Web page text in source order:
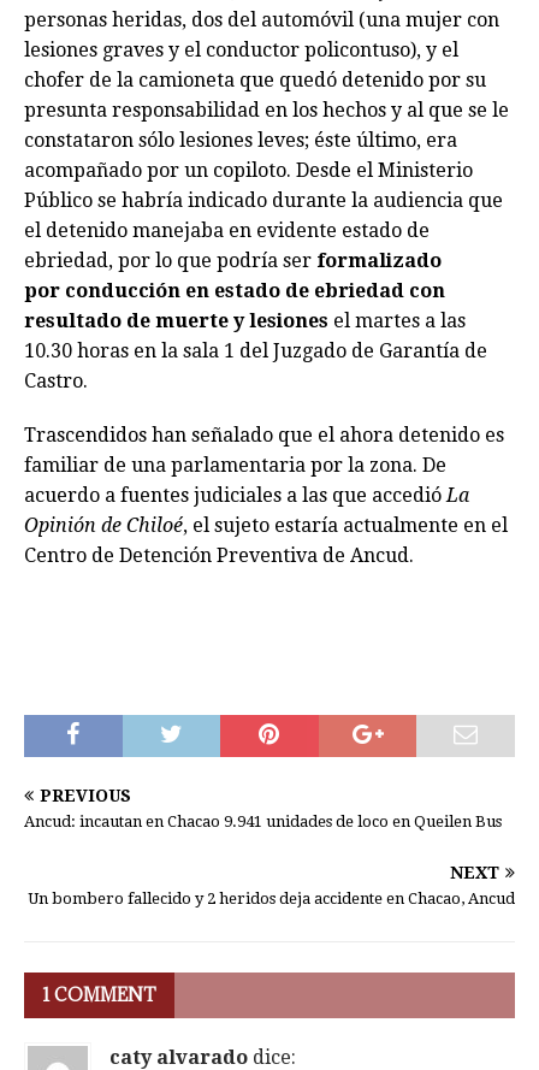
personas heridas, dos del automóvil (una mujer con
lesiones graves y el conductor policontuso), y el
chofer de la camioneta que quedó detenido por su
presunta responsabilidad en los hechos y al que se le
constataron sólo lesiones leves; éste último, era
acompañado por un copiloto. Desde el Ministerio
Público se habría indicado durante la audiencia que
el detenido manejaba en evidente estado de
ebriedad, por lo que podría ser formalizado
por conducción en estado de ebriedad con
resultado de muerte y lesiones el martes a las
10.30 horas en la sala 1 del Juzgado de Garantía de
Castro.
Trascendidos han señalado que el ahora detenido es
familiar de una parlamentaria por la zona. De
acuerdo a fuentes judiciales a las que accedióLa
Opinión de Chiloé, el sujeto estaría actualmente en el
Centro de Detención Preventiva de Ancud.
PREVIOUS
Ancud: incautan en Chacao 9.941 unidades de loco en Queilen Bus
NEXT
Un bombero fallecido y 2 heridos deja accidente en Chacao, Ancud
1 COMMENT
caty alvarado dice: